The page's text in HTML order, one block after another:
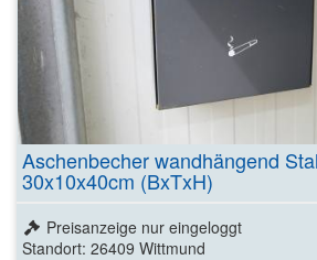
Aschenbecher wandhängend
30x10x40cm (BxTxH)
Preisanzeige nur eingeloggt
Standort: 26409 Wittmund